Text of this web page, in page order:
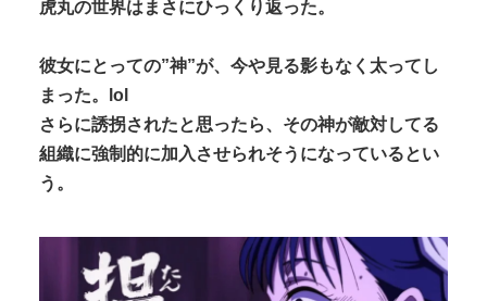
虎丸の世界はまさにひっくり返った。
彼女にとっての”神”が、今や見る影もなく太ってし
まった。lol
さらに誘拐されたと思ったら、その神が敵対してる
組織に強制的に加入させられそうになっているとい
う。